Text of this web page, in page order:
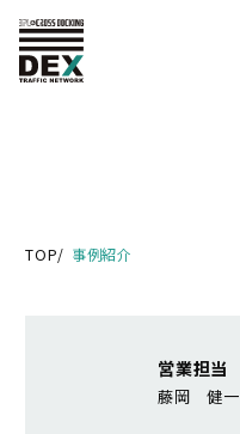
TOP 事例紹介
営業担当
藤岡 健一